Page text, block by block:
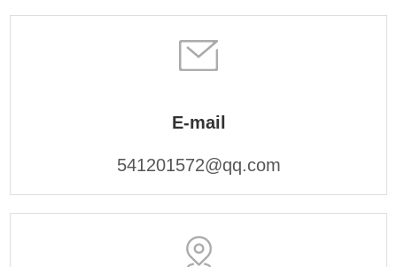
E-mail
541201572@qq.com